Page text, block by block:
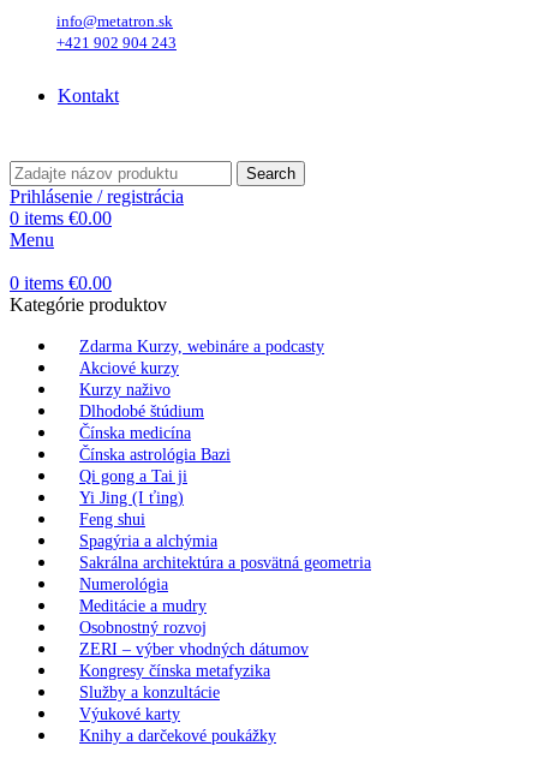
info@metatron.sk
+421 902 904 243
Kontakt
Search
Prihlásenie / registrácia
0 items €0.00
Menu
0 items €0.00
Kategórie produktov
Zdarma Kurzy, webináre a podcasty
Akciové kurzy
Kurzy naživo
Dlhodobé štúdium
Čínska medicína
Čínska astrológia Bazi
Qi gong a Tai ji
Yi Jing (I ťing)
Feng shui
Spagýria a alchýmia
Sakrálna architektúra a posvätná geometria
Numerológia
Meditácie a mudry
Osobnostný rozvoj
ZERI – výber vhodných dátumov
Kongresy čínska metafyzika
Služby a konzultácie
Výukové karty
Knihy a darčekové poukážky